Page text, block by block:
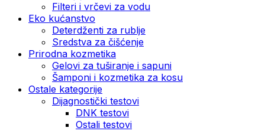
Filteri i vrčevi za vodu
Eko kućanstvo
Deterdženti za rublje
Sredstva za čišćenje
Prirodna kozmetika
Gelovi za tuširanje i sapuni
Šamponi i kozmetika za kosu
Ostale kategorije
Dijagnostički testovi
DNK testovi
Ostali testovi